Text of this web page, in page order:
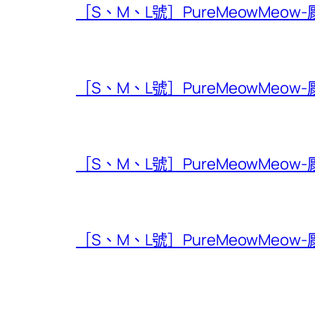
［S、M、L號］
［S、M、L號］
［S、M、L號］
［S、M、L號］